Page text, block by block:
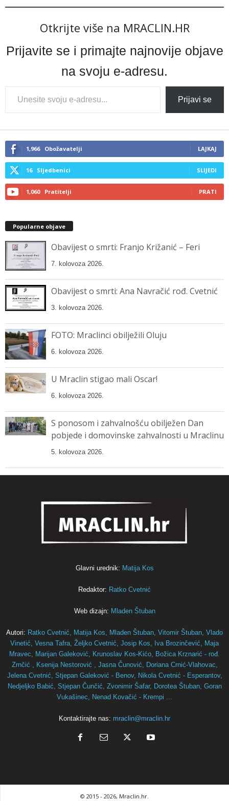
Otkrijte više na MRACLIN.HR
Prijavite se i primajte najnovije objave
na svoju e-adresu.
Type
your
email…
Prijavi se
1,966 Obožavatelji LAJKAJ
16 Sljedbenici SLIJEDI
1,060 Pratitelji PRATI
Popularne objave
Obavijest o smrti: Franjo Križanić – Feri
7. kolovoza 2026.
Obavijest o smrti: Ana Navračić rođ. Cvetnić
3. kolovoza 2026.
FOTO: Mraclinci obilježili Oluju
6. kolovoza 2026.
U Mraclin stigao mali Oscar!
6. kolovoza 2026.
S ponosom i zahvalnošću obilježen Dan
pobjede i domovinske zahvalnosti u Mraclinu
5. kolovoza 2026.
Glavni urednik: Matija Kos
Redaktor: Ratko Cvetnić
Web dizajn: Mladen Štuban
Autori: Ratko Cvetnić, Matija Kos, Mladen Štuban, Vitomir Štuban, Vlado
Vinetić, Vesna Tafra, Željko Cvetnić, Josip Kos, Iva Brozinčević,
Maja
Mravec, Marijan Galeković, Krunoslav Kos-Kićo, Božica Krznarić - rođ.
Zrnčić , Ksenija Nestorović , Jasna Čunović, Doriana Crnić-Vlahovac,
Jelena Cvetnić, Stjepan Galeković - Benov, Nikola Cvetnić - Esperantov,
Nedjeljko Babić, Stjepan Čunčić, Zvonimir Šafar, Dorotea Štuban, Goran
Vukašinec, Nenad Kovačić - Krempi ...
Kontaktirajte nas: mraclin@mraclin.hr
© 2015 - 2026, Mraclin.hr.